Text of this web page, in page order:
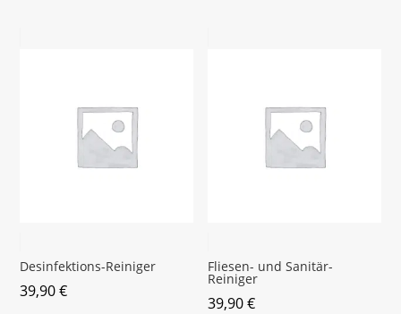
Desinfektions-Reiniger
39,90€
Fliesen- und Sanitär-
Reiniger
39,90€